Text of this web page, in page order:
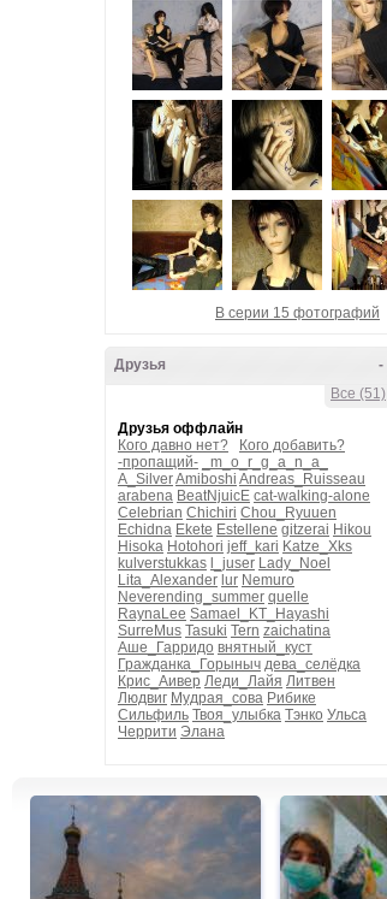
В серии 15 фотографий
-
Друзья
Все (51)
Друзья оффлайн
Кого давно нет?
Кого добавить?
-пропащий-
_m_o_r_g_a_n_a_
A_SilverAmiboshi Andreas_Ruisseau
arabena BeatNjuicE cat-walking-alone
Celebrian Chichiri Chou_Ryuuen
Echidna Ekete Estellene gitzerai Hikou
Hisoka Hotohori jeff_kari Katze_Xks
kulverstukkas
l_juser Lady_Noel
Lita_Alexander lur Nemuro
Neverending_summer quelle
RaynaLee Samael_KT_Hayashi
SurreMus Tasuki Tern zaichatina
Аше_Гарридо внятный_куст
Гражданка_Горыныч дева_селёдка
Крис_Аивер Леди_Лайя Литвен
Людвиг Мудрая_сова Рибике
Сильфиль Твоя_улыбка Тэнко Ульса
Черрити Элана